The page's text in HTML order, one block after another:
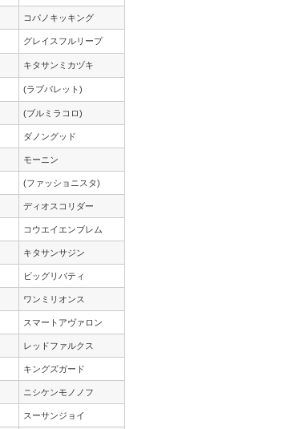
コパノキッキング
グレイスフルリープ
キタサンミカヅキ
(ラブバレット)
(ブルミラコロ)
ダノングッド
モーニン
(ファッショニスタ)
ディオスコリダー
コウエイエンブレム
キタサンサジン
ビッグリバティ
ワンミリオンス
スマートアヴァロン
レッドファルクス
キングズガード
ニシケンモノノフ
スーサンジョイ